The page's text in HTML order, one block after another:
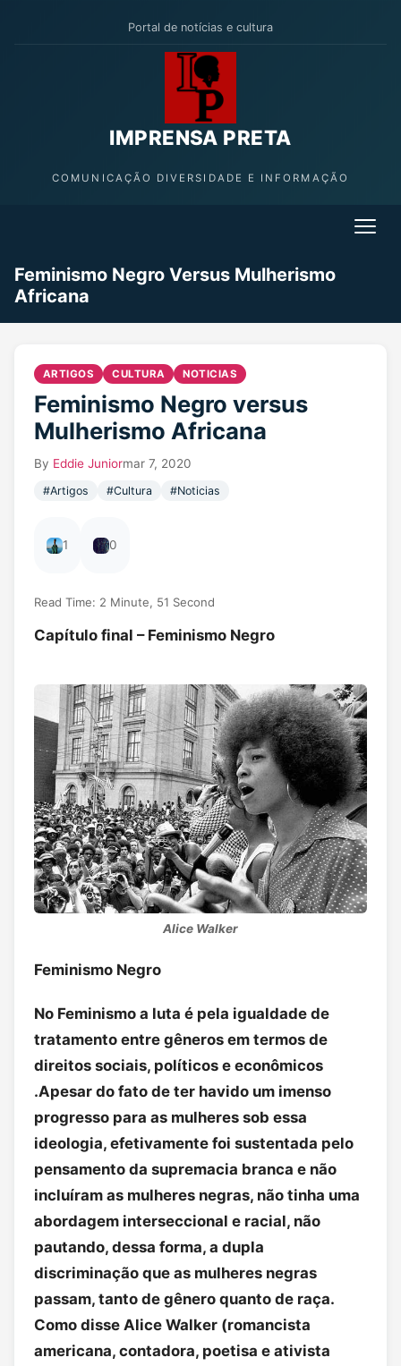
Portal de notícias e cultura
IMPRENSA PRETA
COMUNICAÇÃO DIVERSIDADE E INFORMAÇÃO
Feminismo Negro Versus Mulherismo
Africana
ARTIGOS CULTURA NOTICIAS
Feminismo Negro versus
Mulherismo Africana
By Eddie Juniormar 7, 2020
#Artigos #Cultura #Noticias
1 0
Read Time: 2 Minute, 51 Second
Capítulo final – Feminismo Negro
Alice Walker
Feminismo Negro
No Feminismo a luta é pela igualdade de
tratamento entre gêneros em termos de
direitos sociais, políticos e econômicos
.Apesar do fato de ter havido um imenso
progresso para as mulheres sob essa
ideologia, efetivamente foi sustentada pelo
pensamento da supremacia branca e não
incluíram as mulheres negras, não tinha uma
abordagem interseccional e racial, não
pautando, dessa forma, a dupla
discriminação que as mulheres negras
passam, tanto de gênero quanto de raça.
Como disse Alice Walker (romancista
americana, contadora, poetisa e ativista